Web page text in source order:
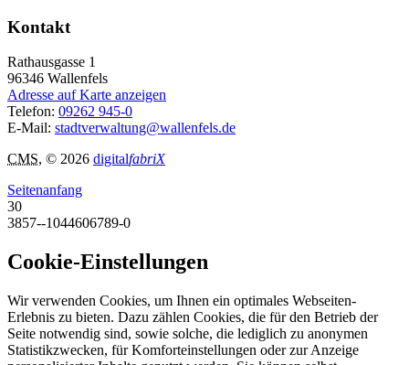
Kontakt
Rathausgasse 1
96346 Wallenfels
Adresse auf Karte anzeigen
Telefon: 09262 945-0
E-Mail: stadtverwaltung@wallenfels.de
CMS, © 2026 digitalfabriX
Seitenanfang
30
3857--1044606789-0
Cookie-Einstellungen
Wir verwenden Cookies, um Ihnen ein optimales Webseiten-
Erlebnis zu bieten. Dazu zählen Cookies, die für den Betrieb der
Seite notwendig sind, sowie solche, die lediglich zu anonymen
Statistikzwecken, für Komforteinstellungen oder zur Anzeige